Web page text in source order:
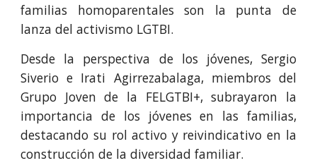
familias homoparentales son la punta de
lanza del activismo LGTBI.
Desde la perspectiva de los jóvenes, Sergio
Siverio e Irati Agirrezabalaga, miembros del
Grupo Joven de la FELGTBI+, subrayaron la
importancia de los jóvenes en las familias,
destacando su rol activo y reivindicativo en la
construcción de la diversidad familiar.